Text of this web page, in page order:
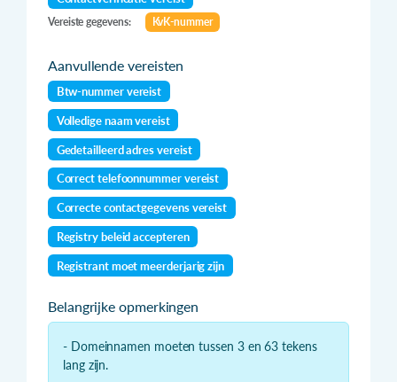
Vereiste gegevens: KvK-nummer
Aanvullende vereisten
Btw-nummer vereist
Volledige naam vereist
Gedetailleerd adres vereist
Correct telefoonnummer vereist
Correcte contactgegevens vereist
Registry beleid accepteren
Registrant moet meerderjarig zijn
Belangrijke opmerkingen
- Domeinnamen moeten tussen 3 en 63 tekens
lang zijn.